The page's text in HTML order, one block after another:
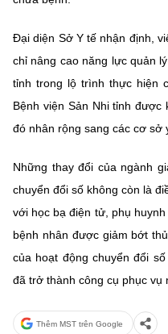
Đại diện Sở Y tế nhận định,
chỉ nâng cao năng lực quản
tỉnh trong lộ trình thực hiện
Bệnh viện Sản Nhi tỉnh
đó nhân rộng sang các cơ sở
Những thay đổi của ngành
chuyển đổi số không còn là
với học bạ điện tử, phụ
bệnh nhân được giảm bớt
của hoạt động chuyển đổi
đã trở thành công cụ phục vụ
Thêm MST trên Google